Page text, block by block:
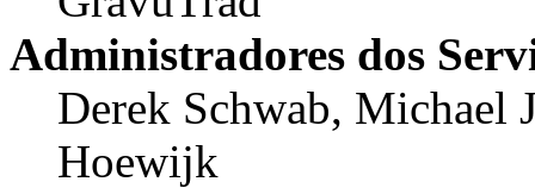
Administradores dos
Derek Schwab, Michael
Hoewijk